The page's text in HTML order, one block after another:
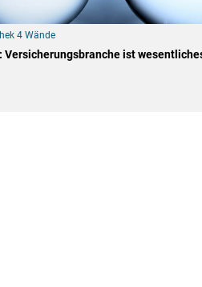
4 Wände
Versicherungsbranche ist